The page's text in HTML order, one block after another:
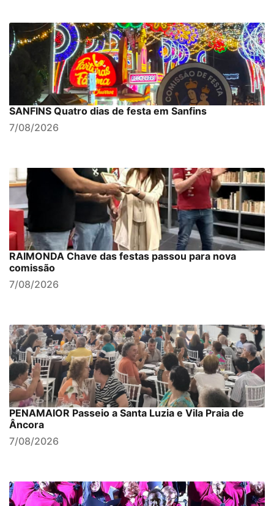
SANFINS Quatro dias de festa em Sanfins
7/08/2026
RAIMONDA Chave das festas passou para nova
comissão
7/08/2026
PENAMAIOR Passeio a Santa Luzia e Vila Praia de
Âncora
7/08/2026